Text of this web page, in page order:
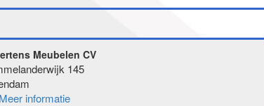
Meubelen CV
145
informatie